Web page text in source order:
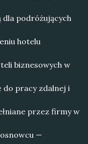
podróżujących
hotelu
biznesowych w
do pracy zdalnej i
przez firmy w
—